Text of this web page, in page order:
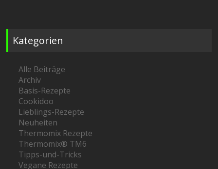
Kategorien
Alle Beiträge
Archiv
Basis-Rezepte
Cookidoo
Lieblings-Rezepte
Neuheiten
Thermomix Rezepte
Thermomix® TM6
Tipps-und-Tricks
Vegane Rezepte